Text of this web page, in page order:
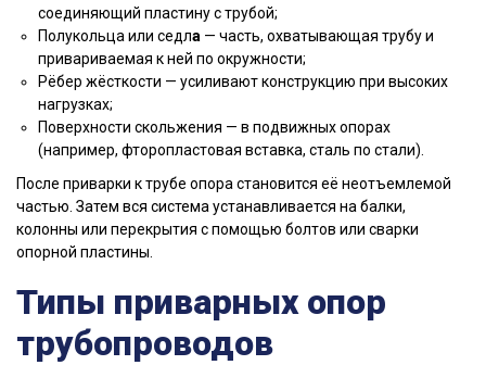
соединяющий пластину с трубой;
Полукольца или седла — часть, охватывающая трубу и
привариваемая к ней по окружности;
Рёбер жёсткости — усиливают конструкцию при высоких
нагрузках;
Поверхности скольжения — в подвижных опорах
(например, фторопластовая вставка, сталь по стали).
После приварки к трубе опора становится её неотъемлемой
частью. Затем вся система устанавливается на балки,
колонны или перекрытия с помощью болтов или сварки
опорной пластины.
Типы приварных опор
трубопроводов